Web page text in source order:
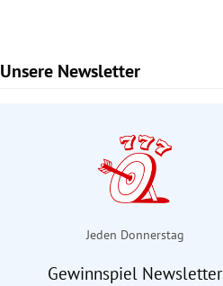
Unsere Newsletter
Slide 1 von 6
Jeden Donnerstag
Gewinnspiel Newsletter